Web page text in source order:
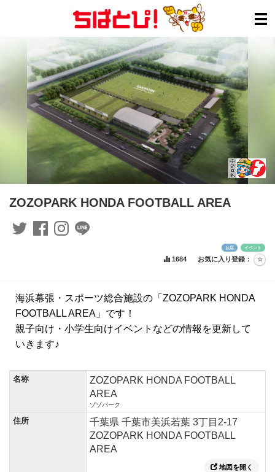
ZOZOPARK HONDA FOOTBALL AREA
お店 イベント
1684 お気に入り登録：
海浜幕張・スポーツ総合施設の「ZOZOPARK HONDA
FOOTBALL AREA」です！
親子向け・小学生向けイベントなどの情報を更新して
いきます♪
名称
ZOZOPARK HONDA FOOTBALL
AREA
ゾゾパーク
住所
千葉県 千葉市美浜若葉 3丁目2-17
ZOZOPARK HONDA FOOTBALL
AREA
地図を開く